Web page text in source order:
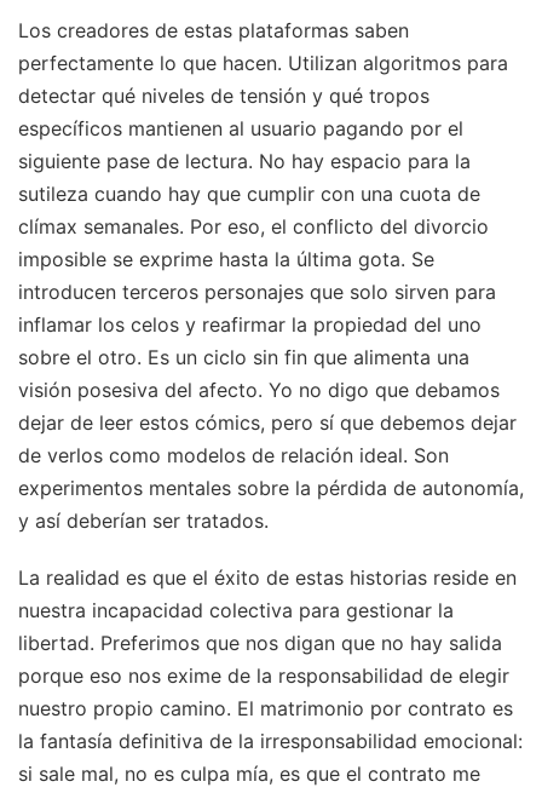
Los creadores de estas plataformas saben
perfectamente lo que hacen. Utilizan algoritmos para
detectar qué niveles de tensión y qué tropos
específicos mantienen al usuario pagando por el
siguiente pase de lectura. No hay espacio para la
sutileza cuando hay que cumplir con una cuota de
clímax semanales. Por eso, el conflicto del divorcio
imposible se exprime hasta la última gota. Se
introducen terceros personajes que solo sirven para
inflamar los celos y reafirmar la propiedad del uno
sobre el otro. Es un ciclo sin fin que alimenta una
visión posesiva del afecto. Yo no digo que debamos
dejar de leer estos cómics, pero sí que debemos dejar
de verlos como modelos de relación ideal. Son
experimentos mentales sobre la pérdida de autonomía,
y así deberían ser tratados.
La realidad es que el éxito de estas historias reside en
nuestra incapacidad colectiva para gestionar la
libertad. Preferimos que nos digan que no hay salida
porque eso nos exime de la responsabilidad de elegir
nuestro propio camino. El matrimonio por contrato es
la fantasía definitiva de la irresponsabilidad emocional:
si sale mal, no es culpa mía, es que el contrato me